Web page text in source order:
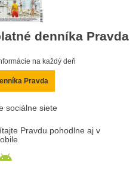
denníka Pravda
na každý deň
Pravda
sociálne siete
Pravdu pohodlne aj v